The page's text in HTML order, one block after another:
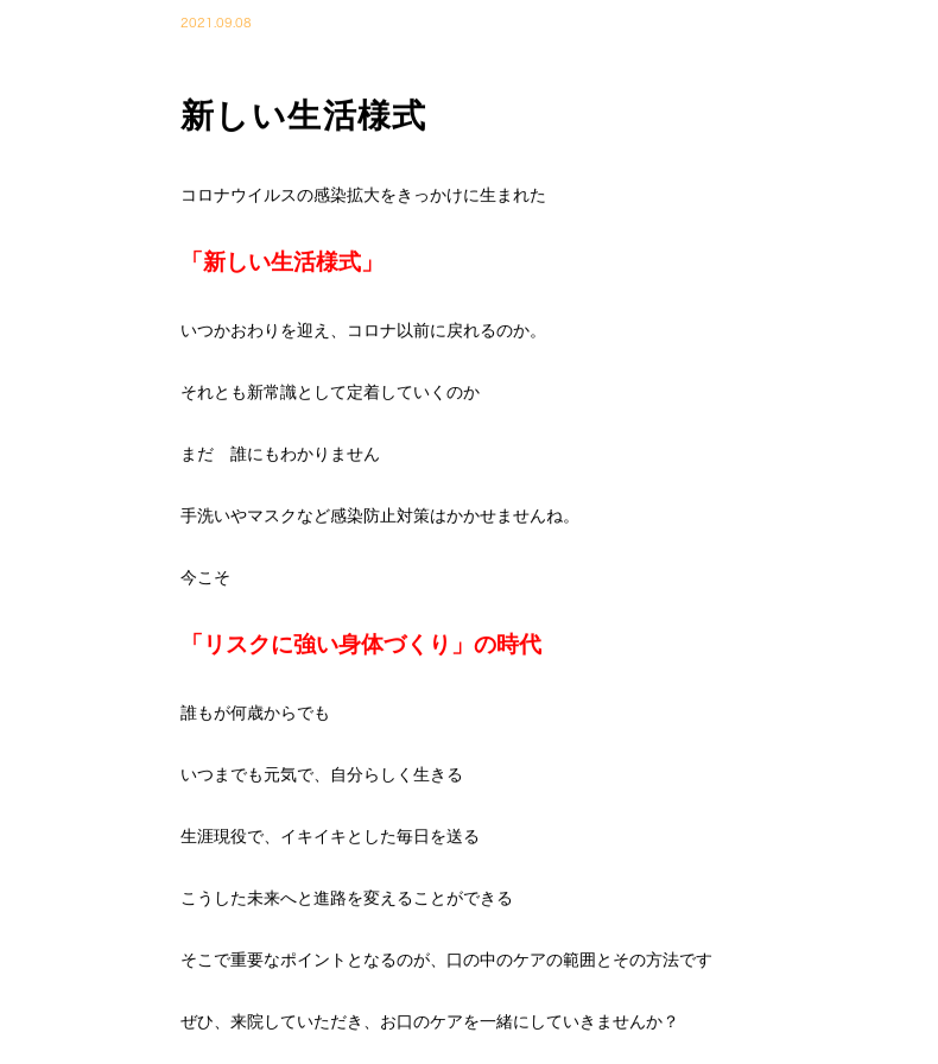
2021.09.08
新しい生活様式
コロナウイルスの感染拡大をきっかけに生まれた
「新しい生活様式」
いつかおわりを迎え、コロナ以前に戻れるのか。
それとも新常識として定着していくのか
まだ 誰にもわかりません
手洗いやマスクなど感染防止対策はかかせませんね。
今こそ
「リスクに強い身体づくり」の時代
誰もが何歳からでも
いつまでも元気で、自分らしく生きる
生涯現役で、イキイキとした毎日を送る
こうした未来へと進路を変えることができる
そこで重要なポイントとなるのが、口の中のケアの範囲とその方法です
ぜひ、来院していただき、お口のケアを一緒にしていきませんか？